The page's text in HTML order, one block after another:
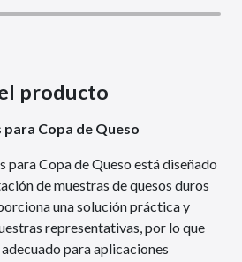
producto
Copa de Queso
para Copa de Queso está diseñado
de muestras de quesos duros
una solución práctica y
representativas, por lo que
para aplicaciones